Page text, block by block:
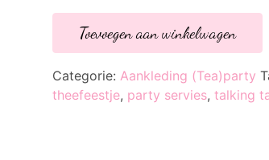
Talking
Tables
aantal
Toevoegen aan winkelwagen
Categorie: Aankleding (Tea)party
theefeestje, party servies, talking